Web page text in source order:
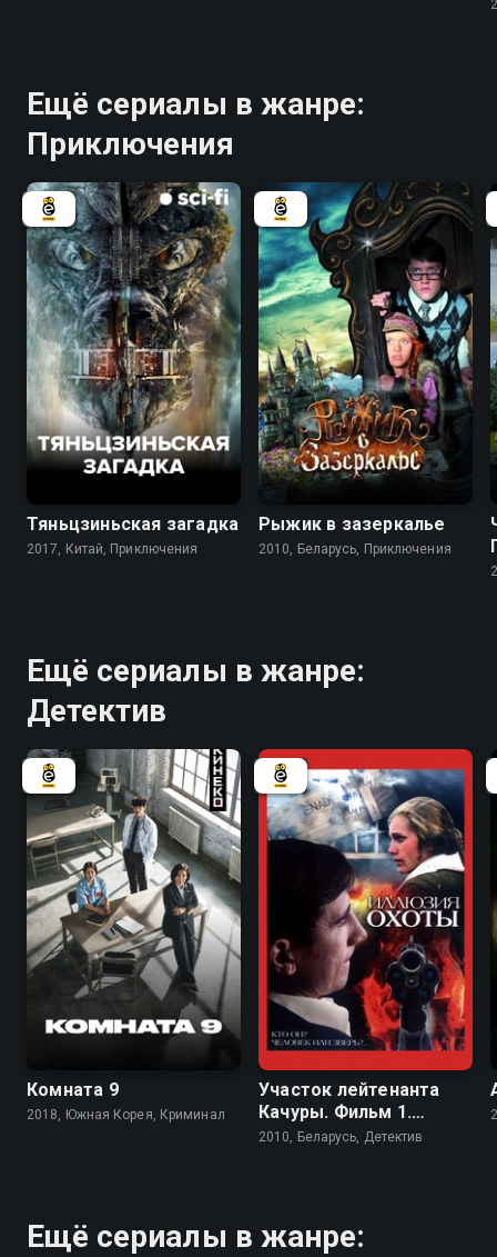
Ещё сериалы в жанре:
Приключения
7.7
Тяньцзиньская загадка
2017, Китай, Приключения
6.0
Рыжик в зазеркалье
2010, Беларусь, Приключения
Ещё сериалы в жанре:
Детектив
8.0
Комната 9
2018, Южная Корея, Криминал
6.7
Участок лейтенанта
Качуры. Фильм 1.
Иллюзия охоты
2010, Беларусь, Детектив
Ещё сериалы в жанре: